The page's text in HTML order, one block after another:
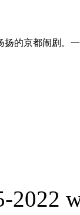
扬的京都闹剧。
2022